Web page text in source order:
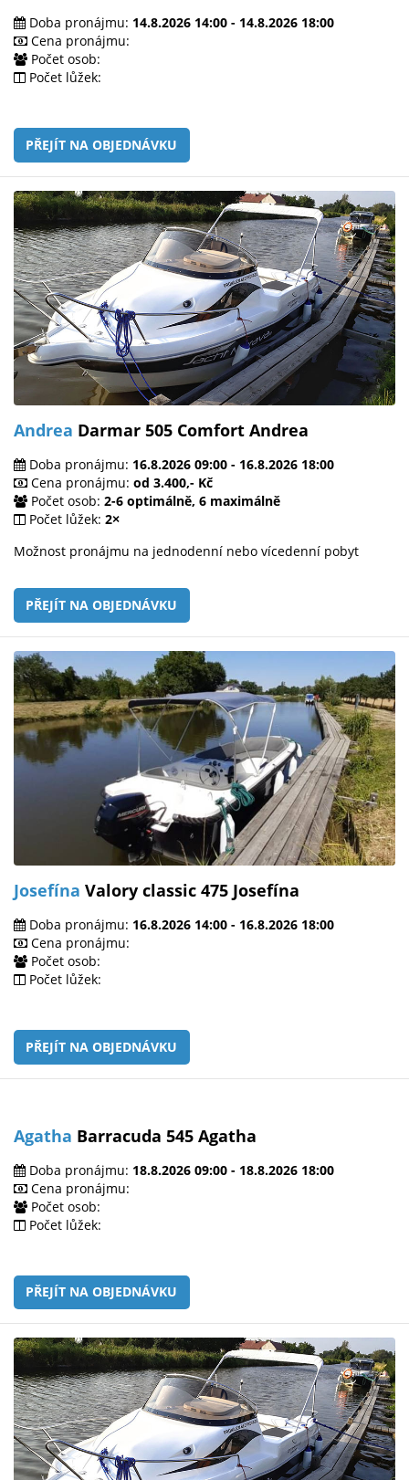
Doba pronájmu: 14.8.2026 14:00 - 14.8.2026 18:00
Cena pronájmu:
Počet osob:
Počet lůžek:
PŘEJÍT NA OBJEDNÁVKU
Andrea Darmar 505 Comfort Andrea
Doba pronájmu: 16.8.2026 09:00 - 16.8.2026 18:00
Cena pronájmu: od 3.400,- Kč
Počet osob: 2-6 optimálně, 6 maximálně
Počet lůžek: 2×
Možnost pronájmu na jednodenní nebo vícedenní pobyt
PŘEJÍT NA OBJEDNÁVKU
Josefína Valory classic 475 Josefína
Doba pronájmu: 16.8.2026 14:00 - 16.8.2026 18:00
Cena pronájmu:
Počet osob:
Počet lůžek:
PŘEJÍT NA OBJEDNÁVKU
Agatha Barracuda 545 Agatha
Doba pronájmu: 18.8.2026 09:00 - 18.8.2026 18:00
Cena pronájmu:
Počet osob:
Počet lůžek:
PŘEJÍT NA OBJEDNÁVKU